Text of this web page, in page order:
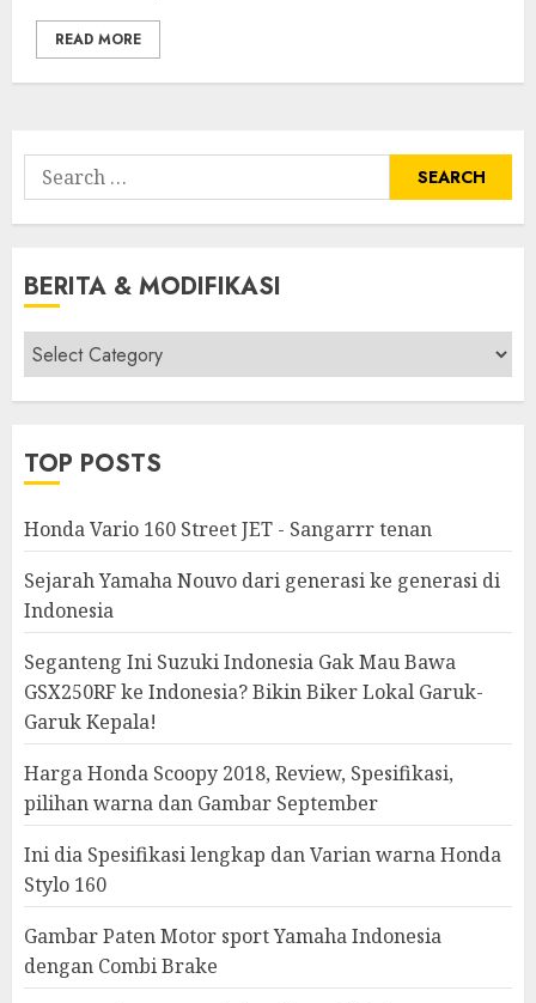
READ MORE
Search
for:
BERITA & MODIFIKASI
Berita
&
Modifikasi
TOP POSTS
Honda Vario 160 Street JET - Sangarrr tenan
Sejarah Yamaha Nouvo dari generasi ke generasi di
Indonesia
Seganteng Ini Suzuki Indonesia Gak Mau Bawa
GSX250RF ke Indonesia? Bikin Biker Lokal Garuk-
Garuk Kepala!
Harga Honda Scoopy 2018, Review, Spesifikasi,
pilihan warna dan Gambar September
Ini dia Spesifikasi lengkap dan Varian warna Honda
Stylo 160
Gambar Paten Motor sport Yamaha Indonesia
dengan Combi Brake